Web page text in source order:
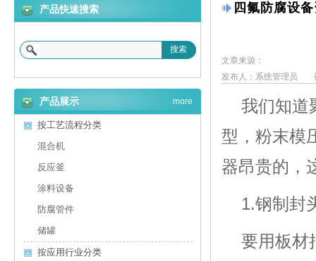
四氟防腐设
文章来源：
发布人：系统管理员
我们知道
型，粉末模
器昂贵的，
1.钢制封
要用板材
产品快速搜索
搜索
产品展示
按工艺流程分类
混合机
反应釜
涂料设备
防腐管件
储罐
按应用行业分类
more